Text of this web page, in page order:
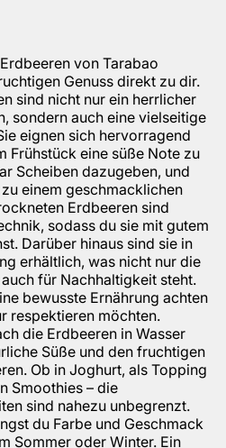
von Tarabao
Genuss direkt zu dir.
sind nicht nur ein herrlicher
sondern auch eine vielseitige
eignen sich hervorragend
Frühstück eine süße Note zu
Scheiben dazugeben, und
einem geschmacklichen
Erdbeeren sind
sodass du sie mit gutem
Darüber hinaus sind sie in
erhältlich, was nicht nur die
für Nachhaltigkeit steht.
bewusste Ernährung achten
respektieren möchten.
die Erdbeeren in Wasser
Süße und den fruchtigen
Ob in Joghurt, als Topping
Smoothies – die
sind nahezu unbegrenzt.
du Farbe und Geschmack
Sommer oder Winter. Ein